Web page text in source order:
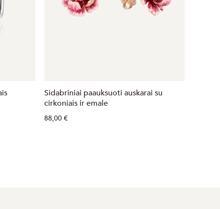
Sidabriniai paauksuoti auskarai su
cirkoniais ir emale
88,00 €